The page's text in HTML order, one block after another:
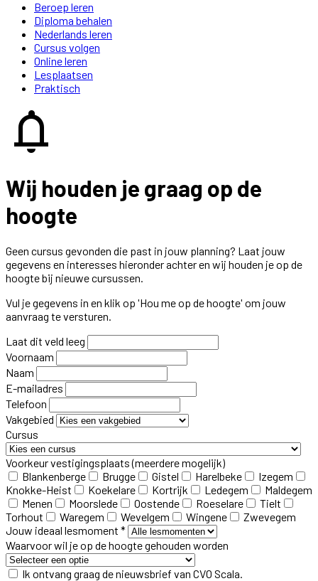
Beroep leren
Diploma behalen
Nederlands leren
Cursus volgen
Online leren
Lesplaatsen
Praktisch
notifications
Wij houden je graag op de
hoogte
Geen cursus gevonden die past in jouw planning? Laat jouw
gegevens en interesses hieronder achter en wij houden je op de
hoogte bij nieuwe cursussen.
Vul je gegevens in en klik op 'Hou me op de hoogte' om jouw
aanvraag te versturen.
Laat dit veld leeg
Voornaam
Naam
E-mailadres
Telefoon
Vakgebied
Cursus
Voorkeur vestigingsplaats(meerdere mogelijk)
Blankenberge
Brugge Gistel Harelbeke
Izegem
Knokke-Heist
Koekelare Kortrijk Ledegem
Maldegem
Menen
Moorslede Oostende Roeselare
Tielt
Torhout
Waregem Wevelgem Wingene
Zwevegem
Jouw ideaal lesmoment *
Waarvoor wil je op de hoogte gehouden worden
Ik ontvang graag de nieuwsbrief van CVO Scala.